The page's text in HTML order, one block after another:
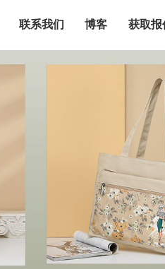
联系我们 博客 获取报